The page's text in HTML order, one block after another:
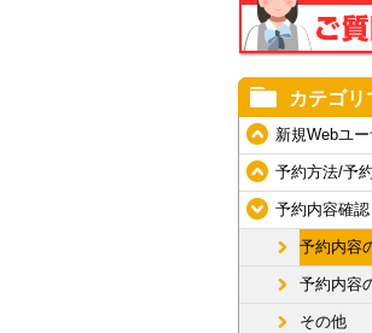
カテゴリ
新規Webユ
予約方法/予
予約内容確
予約内容
予約内容
その他